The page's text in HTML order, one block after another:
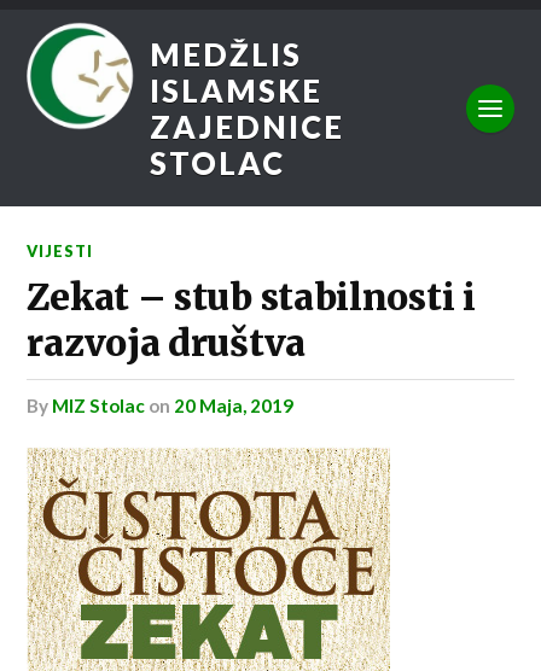
MEDŽLIS
ISLAMSKE
ZAJEDNICE
STOLAC
VIJESTI
Zekat – stub stabilnosti i
razvoja društva
by MIZ Stolac on 20 Maja, 2019